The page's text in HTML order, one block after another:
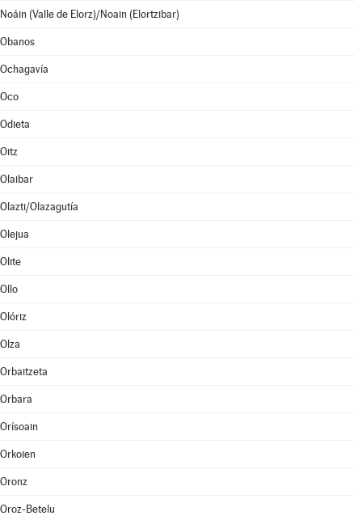
Noáin (Valle de Elorz)/Noain (Elortzibar)
Obanos
Ochagavía
Oco
Odieta
Oitz
Olaibar
Olazti/Olazagutía
Olejua
Olite
Ollo
Olóriz
Olza
Orbaitzeta
Orbara
Orísoain
Orkoien
Oronz
Oroz-Betelu